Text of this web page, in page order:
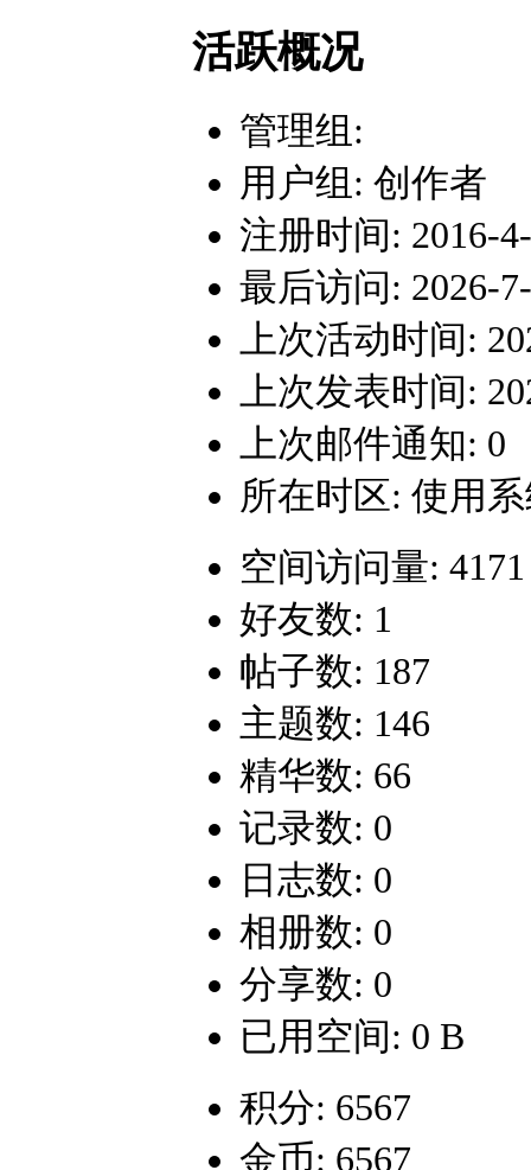
活跃概况
管理组:
用户组: 创作者
注册时间: 2016-
最后访问: 2026-
上次活动时间:
上次发表时间:
上次邮件通知: 0
所在时区: 使用
空间访问量: 4171
好友数: 1
帖子数: 187
主题数: 146
精华数: 66
记录数: 0
日志数: 0
相册数: 0
分享数: 0
已用空间: 0 B
积分: 6567
金币: 6567